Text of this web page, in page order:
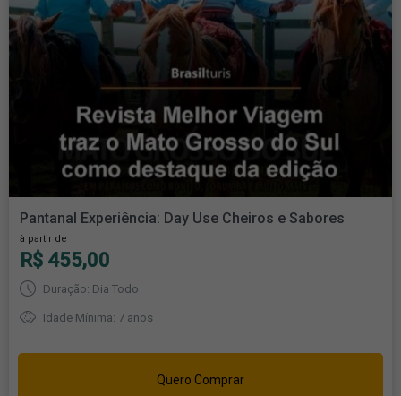
Pantanal Experiência: Day Use Cheiros e Sabores
à partir de
R$ 455,00
Duração: Dia Todo
Idade Mínima: 7 anos
Quero Comprar